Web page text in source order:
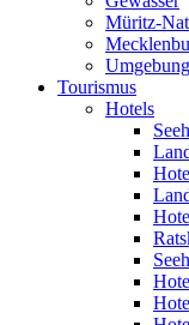
Müritz-
Umgebung
Tourismus
Hotels